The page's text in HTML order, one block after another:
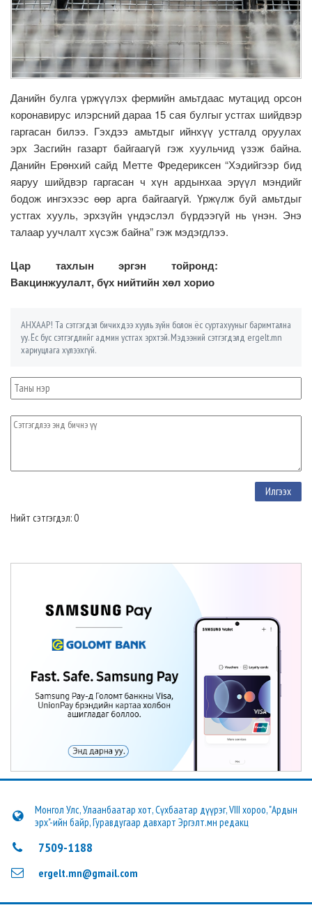
Данийн булга үржүүлэх фермийн амьтдаас мутацид орсон
коронавирус илэрсний дараа 15 сая булгыг устгах шийдвэр
гаргасан билээ. Гэхдээ амьтдыг ийнхүү устгалд оруулах
эрх Засгийн газарт байгаагүй гэж хуульчид үзэж байна.
Данийн Ерөнхий сайд Метте Фредериксен “Хэдийгээр бид
яаруу шийдвэр гаргасан ч хүн ардынхаа эрүүл мэндийг
бодож ингэхээс өөр арга байгаагүй. Үржүлж буй амьтдыг
устгах хууль, эрхзүйн үндэслэл бүрдээгүй нь үнэн. Энэ
талаар уучлалт хүсэж байна” гэж мэдэгдлээ.
Цар тахлын эргэн тойронд:
Вакцинжуулалт, бүх нийтийн хөл хорио
АНХААР! Та сэтгэгдэл бичихдээ хууль зүйн болон ёс суртахууныг баримтална
уу. Ёс бус сэтгэгдлийг админ устгах эрхтэй. Мэдээний сэтгэгдэлд ergelt.mn
хариуцлага хүлээхгүй.
Нийт сэтгэгдэл: 0
Монгол Улс, Улаанбаатар хот, Сүхбаатар дүүрэг, VIII хороо, "Ардын
эрх"-ийн байр, Гуравдугаар давхарт Эргэлт.мн редакц
7509-1188
ergelt.mn@gmail.com